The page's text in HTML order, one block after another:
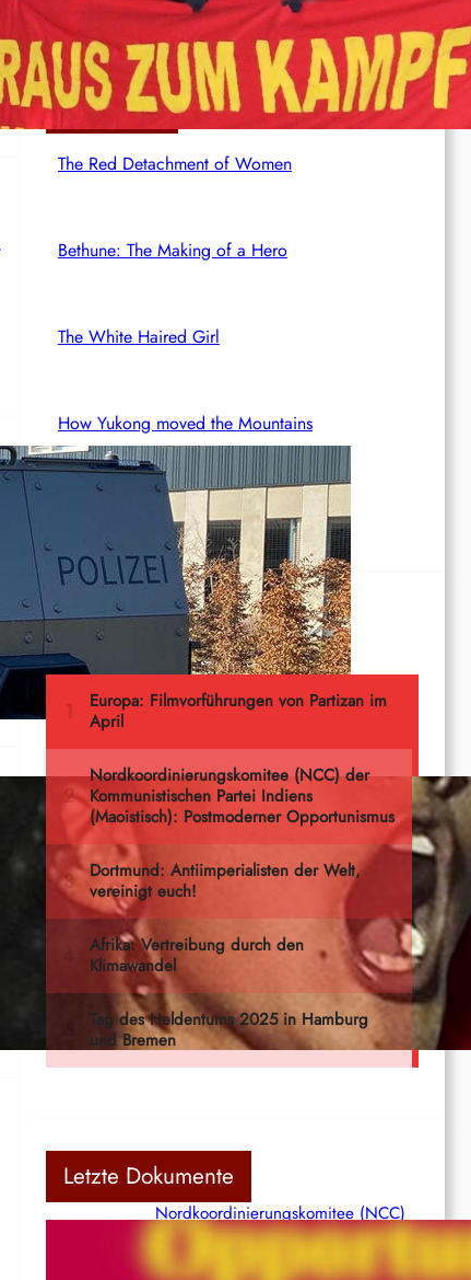
Rotdenker
The Red Detachment of Women
Bethune: The Making of a Hero
The White Haired Girl
How Yukong moved the Mountains
Ernst Thälmann – Sohn seiner Klasse
Meistgelesen
Letzte Dokumente
Nordkoordinierungskomitee (NCC)
der Kommunistischen Partei Indiens
(Maoistisch): Postmoderner